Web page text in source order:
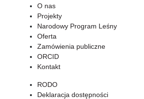
O nas
Projekty
Narodowy Program Leśny
Oferta
Zamówienia publiczne
ORCID
Kontakt
RODO
Deklaracja dostępności